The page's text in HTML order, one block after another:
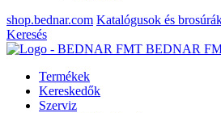
shop.bednar.com Katalógusok és
Keresés
BEDNAR
Termékek
Kereskedők
Szerviz